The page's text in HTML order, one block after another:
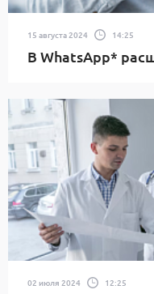
15 августа 2024 14:25
В WhatsApp*
02 июля 2024 12:25